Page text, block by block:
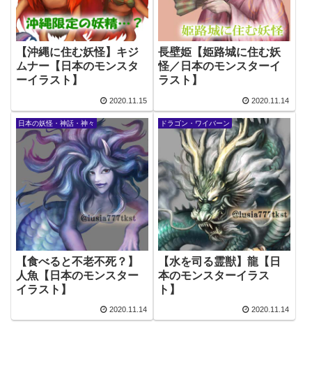
【沖縄に住む妖怪】キジ
ムナー【日本のモンスタ
ーイラスト】
2020.11.15
長壁姫【姫路城に住む妖
怪／日本のモンスターイ
ラスト】
2020.11.14
日本の妖怪・神話・神々
【食べると不老不死？】
人魚【日本のモンスター
イラスト】
2020.11.14
ドラゴン・ワイバーン
【水を司る霊獣】龍【日
本のモンスターイラス
ト】
2020.11.14